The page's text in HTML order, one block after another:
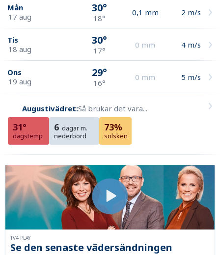
Mån
17 aug
30°
18°
0,1 mm 2 m/s
Tis
18 aug
30°
17°
0 mm 4 m/s
Ons
19 aug
29°
16°
0 mm 5 m/s
Augustivädret:Så brukar det vara...
31°
dagstemp
6 dagar m.
nederbörd
73%
solsken
Se den senaste vädersändningen
TV4 PLAY